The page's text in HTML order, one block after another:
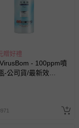
贈好禮
- 100ppm噴
-公司貨/最新效